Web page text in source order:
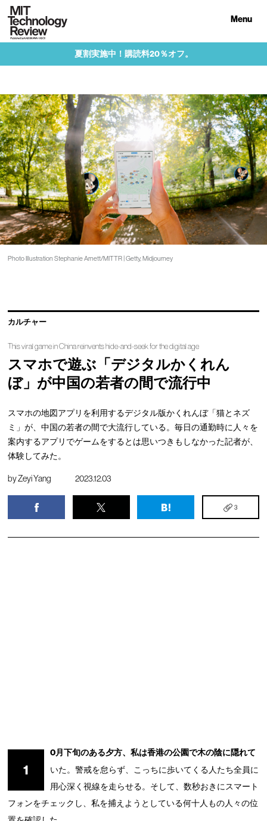
Menu
夏割実施中！購読料20％オフ。
Photo Illustration Stephanie Arnett/MITTR | Getty, Midjourney
カルチャー
This viral game in China reinvents hide-and-seek for the digital age
スマホで遊ぶ「デジタルかくれん
ぼ」が中国の若者の間で流行中
スマホの地図アプリを利用するデジタル版かくれんぼ「猫とネズ
ミ」が、中国の若者の間で大流行している。毎日の通勤時に人々を
案内するアプリでゲームをするとは思いつきもしなかった記者が、
体験してみた。
byZeyi Yang 2023.12.03
3
1
0月下旬のある夕方、私は香港の公園で木の陰に隠れて
いた。警戒を怠らず、こっちに歩いてくる人たち全員に
用心深く視線を走らせる。そして、数秒おきにスマート
フォンをチェックし、私を捕えようとしている何十人もの人々の位